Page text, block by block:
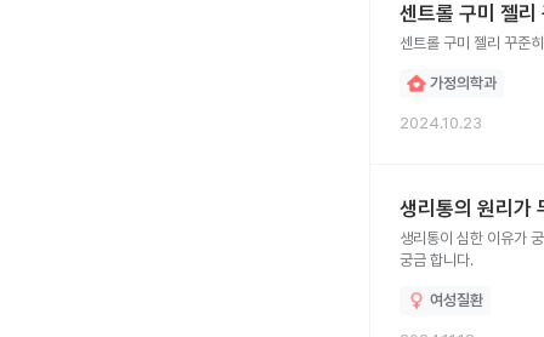
센트롤 구미 젤
센트롤 구미 젤리 꾸준
가정의학과
2024.10.23
생리통의 원리가
생리통이 심한 이유가
궁금 합니다.
여성질환